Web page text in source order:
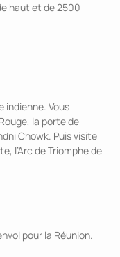
haut et de 2500
indienne. Vous
la porte de
Chowk. Puis visite
l’Arc de Triomphe de
pour la Réunion.